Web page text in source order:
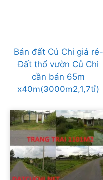
Bán đất Củ Chi giá rẻ-
Đất thổ vườn Củ Chi
cần bán 65m
x40m(3000m2,1,7tỉ)